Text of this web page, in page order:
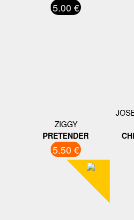
5.00 €
ZIGGY
PRETENDER
5.50 €